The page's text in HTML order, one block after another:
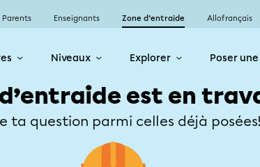
Parents Enseignants Zone d’entraide Allofrançais
Niveaux Explorer Poser
est en
ta question parmi celles déjà posées!